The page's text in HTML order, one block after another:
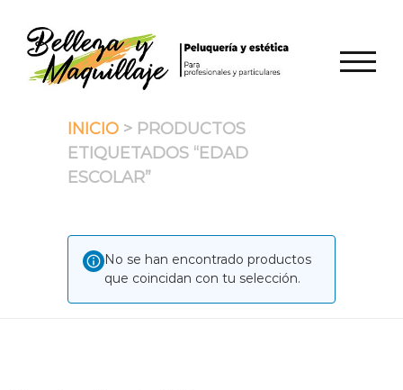
contenido
INICIO > PRODUCTOS
ETIQUETADOS “EDAD
ESCOLAR”
No se han encontrado productos
que coincidan con tu selección.